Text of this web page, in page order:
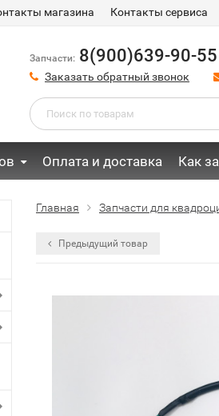
магазина Контакты сервиса
Запчасти: 8(900)639-90-55
Заказать обратный звонок
Оплата и доставка Как
Главная Запчасти для
Предыдущий товар